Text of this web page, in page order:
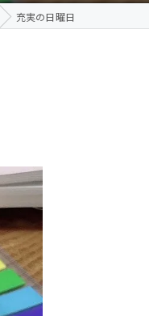
充実の日曜日